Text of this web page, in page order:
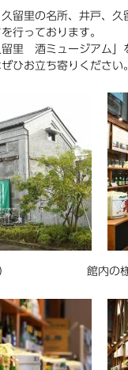
留里の名所、井戸、
行っております。
里 酒ミュージアム」
ひお立ち寄りください。
(外観） 館内の